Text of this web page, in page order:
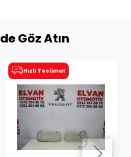
Göz Atın
Hızlı Teslimat